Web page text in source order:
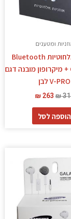
ומטענים
אוזניות אלחוטיות Bluetooth
Gplus TWS + מיקרופון מובנה דגם
V-PRO לבן
₪
₪ 263
הוספה לסל